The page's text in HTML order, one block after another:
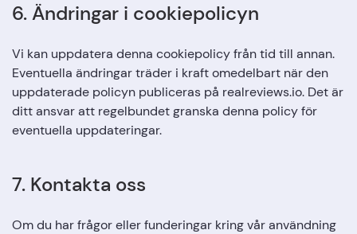
6. Ändringar i cookiepolicyn
Vi kan uppdatera denna cookiepolicy från tid till annan.
Eventuella ändringar träder i kraft omedelbart när den
uppdaterade policyn publiceras på realreviews.io. Det är
ditt ansvar att regelbundet granska denna policy för
eventuella uppdateringar.
7. Kontakta oss
Om du har frågor eller funderingar kring vår användning